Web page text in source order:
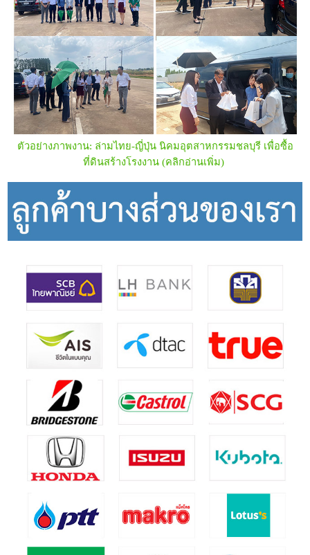
ตัวอย่างภาพงาน: ล่ามไทย-ญี่ปุ่น นิคมอุตสาหกรรมชลบุรี เพื่อซื้อ
ที่ดินสร้างโรงงาน (คลิกอ่านเพิ่ม)